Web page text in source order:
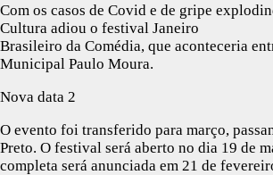
Com os casos de Covid e de gripe
Cultura adiou o festival Janeiro
Brasileiro da Comédia, que aconteceria
Municipal Paulo Moura.
Nova data 2
O evento foi transferido para março,
Preto. O festival será aberto no dia 19 de
completa será anunciada em 21 de